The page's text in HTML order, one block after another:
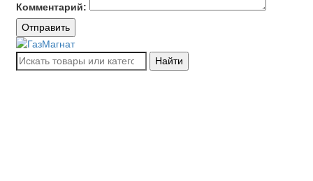
Комментарий:
Отправить
Найти